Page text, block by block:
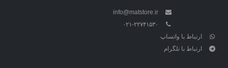
info@matstore.ir
۰۲۱-۲۲۷۴۱۵۳۰
ارتباط با واتساپ
ارتباط با تلگرام